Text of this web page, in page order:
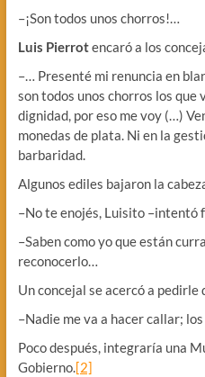
–¡Son todos unos chorros!…
Luis Pierrotencaró a los
–… Presenté mi renuncia en
son todos unos chorros los que
dignidad, por eso me voy (…)
monedas de plata. Ni en la
barbaridad.
Algunos ediles bajaron la
–No te enojés, Luisito –intentó
–Saben como yo que están
reconocerlo…
Un concejal se acercó a pedirle
–Nadie me va a hacer callar;
Poco después, integraría una
Gobierno.[2]